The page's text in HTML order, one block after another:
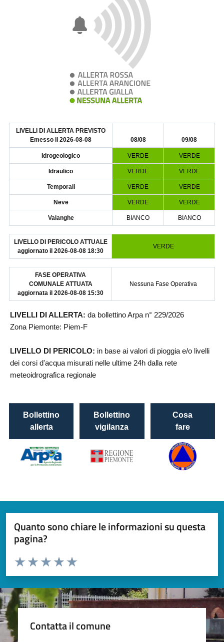
Quanto sono chiare le informazioni su questa
pagina?
Valuta da 1 a 5 stelle la pagina
Valuta 5 stelle su 5
Valuta 4 stelle su 5
Valuta 3 stelle su 5
Valuta 2 stelle su 5
Valuta 1 stelle su 5
Contatta il comune